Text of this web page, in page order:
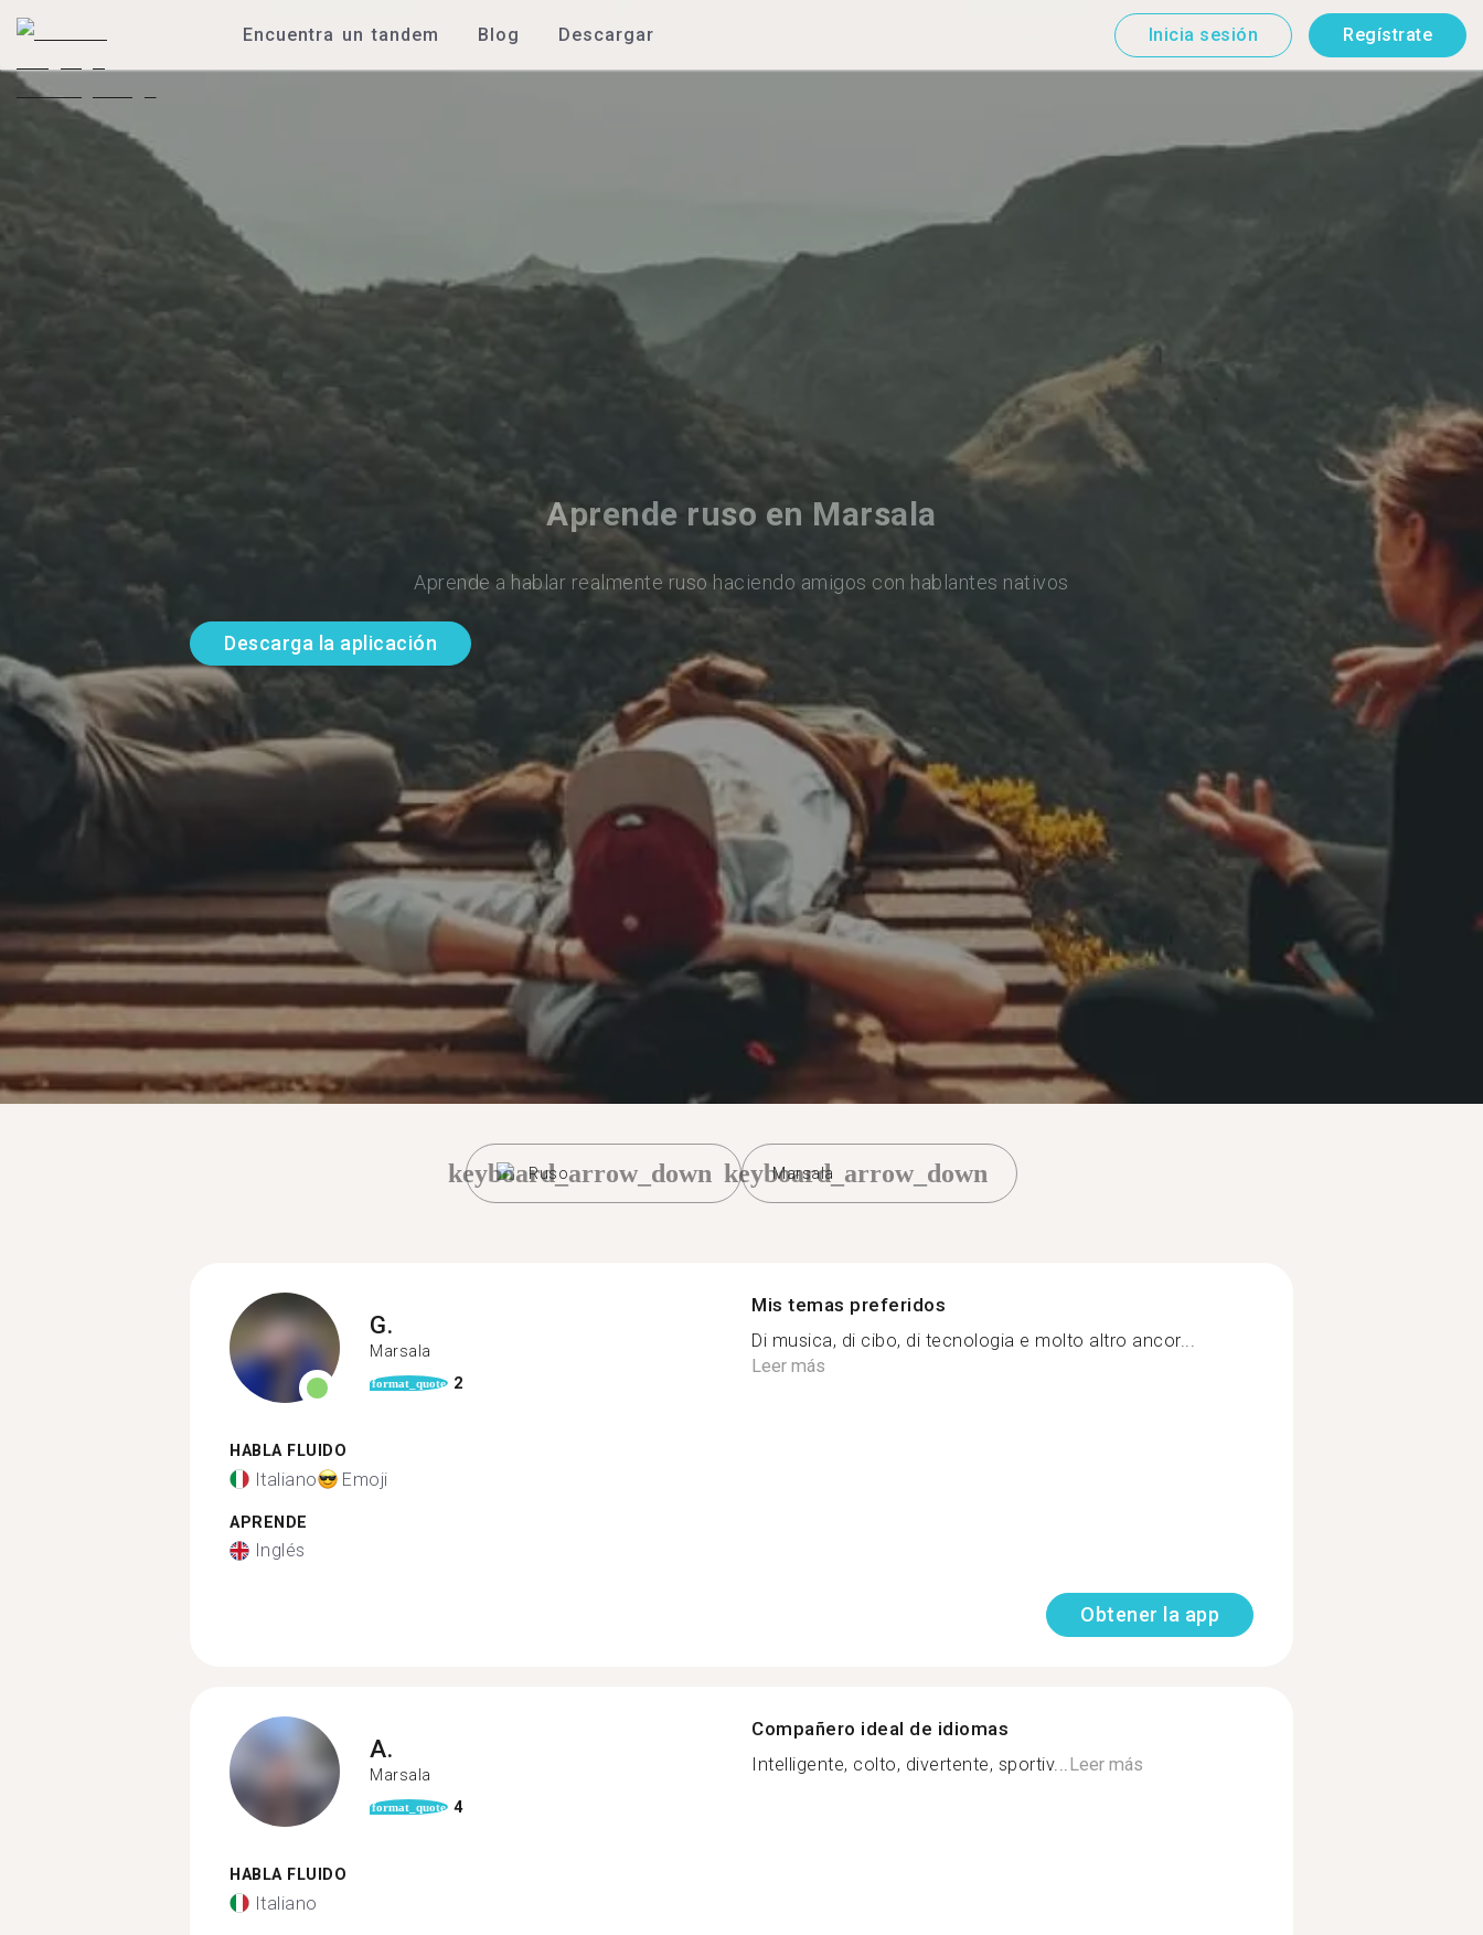
Encuentra un tandem Blog Descargar Inicia sesión Regístrate
Aprende ruso en Marsala
Aprende a hablar realmente ruso haciendo amigos con hablantes nativos
Descarga la aplicación
Ruso
keyboard_arrow_down Marsala
keyboard_arrow_down
G.
Marsala
format_quote 2
HABLA FLUIDO
Italiano Emoji
APRENDE
Inglés
Mis temas preferidos
Di musica, di cibo, di tecnologia e molto altro ancor...
Leer más
Obtener la app
A.
Marsala
format_quote 4
HABLA FLUIDO
Italiano
Compañero ideal de idiomas
Intelligente, colto, divertente, sportiv...Leer más